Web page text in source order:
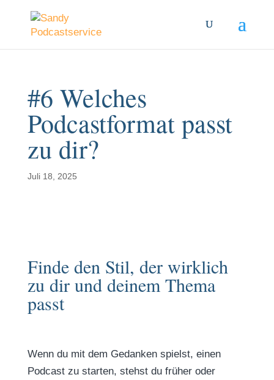
#6 Welches
Podcastformat passt
zu dir?
Juli 18, 2025
Finde den Stil, der wirklich
zu dir und deinem Thema
passt
Wenn du mit dem Gedanken spielst, einen
Podcast zu starten, stehst du früher oder